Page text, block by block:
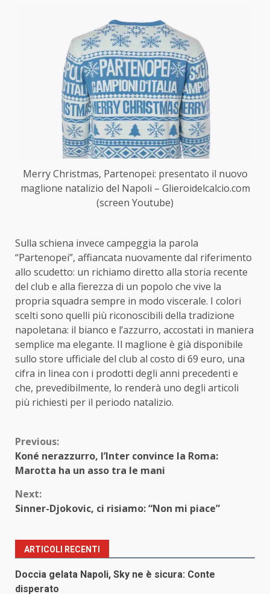
Merry Christmas, Partenopei: presentato il nuovo
maglione natalizio del Napoli – Glieroidelcalcio.com
(screen Youtube)
Sulla schiena invece campeggia la parola
“Partenopei”, affiancata nuovamente dal riferimento
allo scudetto: un richiamo diretto alla storia recente
del club e alla fierezza di un popolo che vive la
propria squadra sempre in modo viscerale. I colori
scelti sono quelli più riconoscibili della tradizione
napoletana: il bianco e l’azzurro, accostati in maniera
semplice ma elegante. Il maglione è già disponibile
sullo store ufficiale del club al costo di 69 euro, una
cifra in linea con i prodotti degli anni precedenti e
che, prevedibilmente, lo renderà uno degli articoli
più richiesti per il periodo natalizio.
Continue
Reading
Previous:
Koné nerazzurro, l’Inter convince la Roma:
Marotta ha un asso tra le mani
Next:
Sinner-Djokovic, ci risiamo: “Non mi piace”
ARTICOLI RECENTI
Doccia gelata Napoli, Sky ne è sicura: Conte
disperato